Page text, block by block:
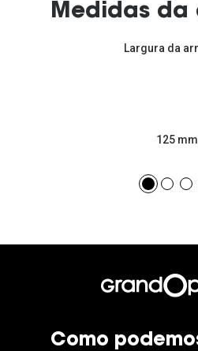
Medidas da
Largura da
125 mm
Como